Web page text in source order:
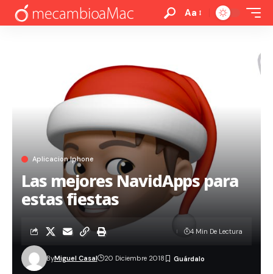
Aa
Aplicacion Iphone
Las mejores NavidApps para
estas fiestas
ByMiguel Casal 20 Diciembre 2018
4 Min De Lectura